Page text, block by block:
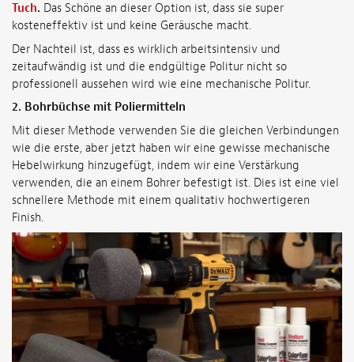
Tuch. Das Schöne an dieser Option ist, dass sie super
kosteneffektiv ist und keine Geräusche macht.
Der Nachteil ist, dass es wirklich arbeitsintensiv und
zeitaufwändig ist und die endgültige Politur nicht so
professionell aussehen wird wie eine mechanische Politur.
2. Bohrbüchse mit Poliermitteln
Mit dieser Methode verwenden Sie die gleichen Verbindungen
wie die erste, aber jetzt haben wir eine gewisse mechanische
Hebelwirkung hinzugefügt, indem wir eine Verstärkung
verwenden, die an einem Bohrer befestigt ist. Dies ist eine viel
schnellere Methode mit einem qualitativ hochwertigeren
Finish.